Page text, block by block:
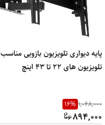
پایه دیواری تلویزیون بازویی مناسب
تلویزیون های 22 تا 43 اینچ
1,068,000
16%
894,000